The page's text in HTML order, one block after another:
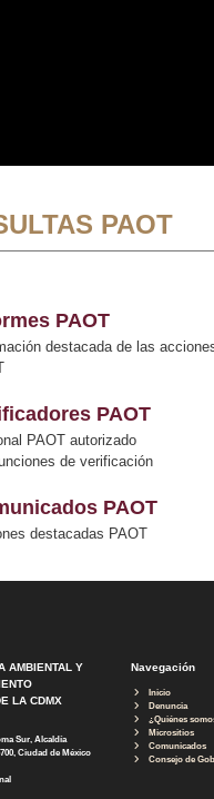
PAOT
PAOT
destacada de las
PAOT
PAOT autorizado
de verificación
PAOT
destacadas PAOT
AMBIENTAL Y
LA CDMX
Sur, Alcaldía
Ciudad de México
Navegación
Inicio
Denuncia
¿Quiénes
Micrositios
Comunicados
Consejo de